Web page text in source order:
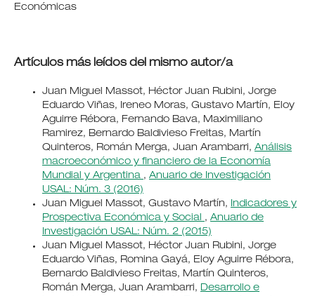
Económicas
Artículos más leídos del mismo autor/a
Juan Miguel Massot, Héctor Juan Rubini, Jorge
Eduardo Viñas, Ireneo Moras, Gustavo Martín, Eloy
Aguirre Rébora, Fernando Bava, Maximiliano
Ramirez, Bernardo Baldivieso Freitas, Martín
Quinteros, Román Merga, Juan Arambarri, Análisis
macroeconómico y financiero de la Economía
Mundial y Argentina , Anuario de Investigación
USAL: Núm. 3 (2016)
Juan Miguel Massot, Gustavo Martín, Indicadores y
Prospectiva Económica y Social , Anuario de
Investigación USAL: Núm. 2 (2015)
Juan Miguel Massot, Héctor Juan Rubini, Jorge
Eduardo Viñas, Romina Gayá, Eloy Aguirre Rébora,
Bernardo Baldivieso Freitas, Martín Quinteros,
Román Merga, Juan Arambarri, Desarrollo e